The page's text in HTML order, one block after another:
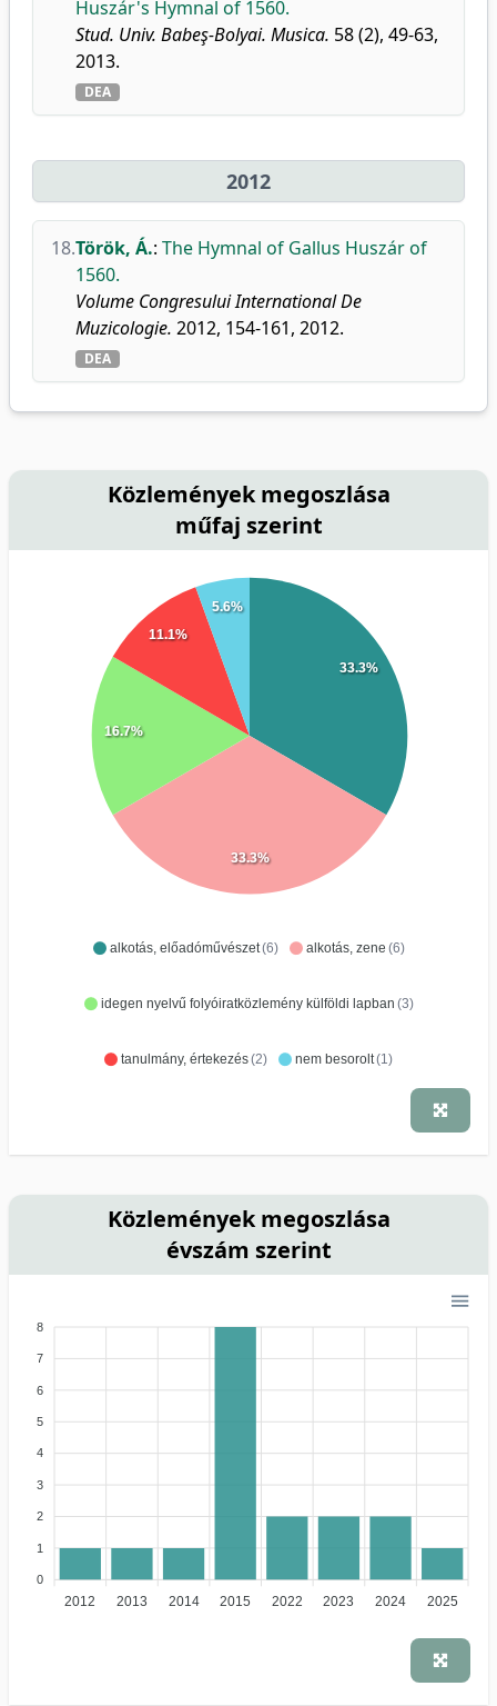
Huszár's Hymnal of 1560.
Stud. Univ. Babeş-Bolyai. Musica. 58 (2), 49-63,
2013.
DEA
2012
18.Török, Á.: The Hymnal of Gallus Huszár of
1560.
Volume Congresului International De
Muzicologie. 2012, 154-161, 2012.
DEA
Közlemények megoszlása
műfaj szerint
alkotás, előadóművészet(6) alkotás, zene (6)
idegen nyelvű folyóiratközlemény külföldi lapban (3)
tanulmány, értekezés(2) nem besorolt(1)
33.3%
33.3%
16.7%
11.1%
5.6%
Közlemények megoszlása
évszám szerint
8
7
6
5
4
3
2
1
0
2012 2013 2014 2015 2022 2023 2024 2025